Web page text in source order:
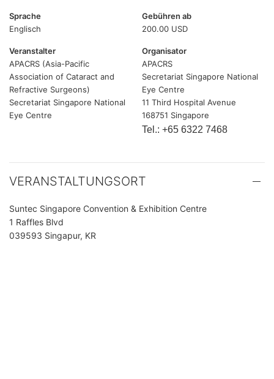
Sprache
Englisch
Gebühren ab
200.00 USD
Veranstalter
APACRS (Asia-Pacific
Association of Cataract and
Refractive Surgeons)
Secretariat Singapore National
Eye Centre
Organisator
APACRS
Secretariat Singapore National
Eye Centre
11 Third Hospital Avenue
168751 Singapore
Tel.: +65 6322 7468
VERANSTALTUNGSORT
Suntec Singapore Convention & Exhibition Centre
1 Raffles Blvd
039593 Singapur, KR